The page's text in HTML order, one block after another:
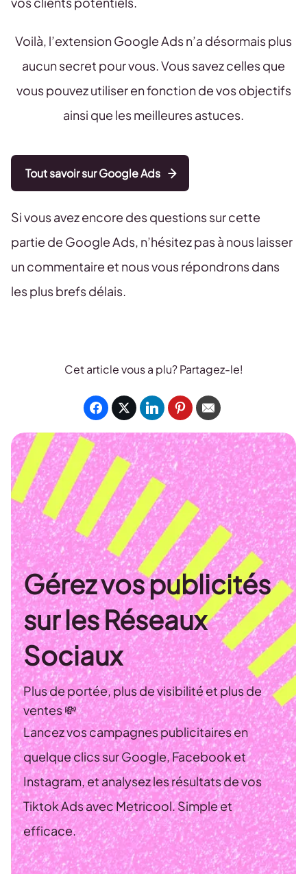
Voilà, l’extension Google Ads n’a désormais plus
aucun secret pour vous. Vous savez celles que
vous pouvez utiliser en fonction de vos objectifs
ainsi que les meilleures astuces.
Tout savoir sur Google Ads
Si vous avez encore des questions sur cette
partie de Google Ads, n’hésitez pas à nous laisser
un commentaire et nous vous répondrons dans
les plus brefs délais.
Cet article vous a plu? Partagez-le!
Gérez vos publicités
sur les Réseaux
Sociaux
Plus de portée, plus de visibilité et plus de
ventes 💸
Lancez vos campagnes publicitaires en
quelque clics sur Google, Facebook et
Instagram, et analysez les résultats de vos
Tiktok Ads avec Metricool. Simple et
efficace.